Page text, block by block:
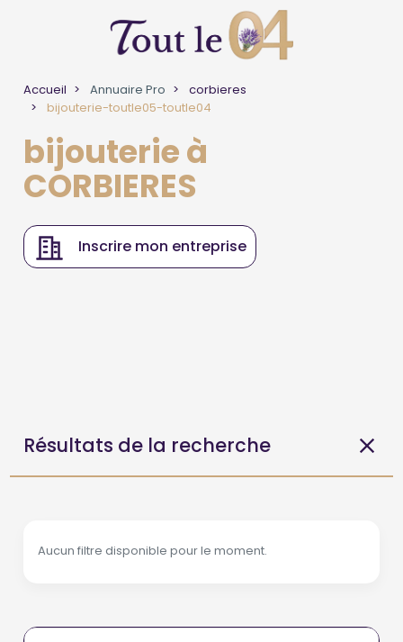
Accueil Annuaire Pro
corbieres
bijouterie-toutle05-toutle04
bijouterie à
CORBIERES
Inscrire mon entreprise
Résultats de la recherche
Aucun filtre disponible pour le moment.